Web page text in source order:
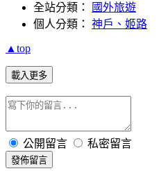
全站分類：
國外旅遊
個人分類： 神戶、姬路
▲top
載入更多
公開留言 私密留言
發佈留言